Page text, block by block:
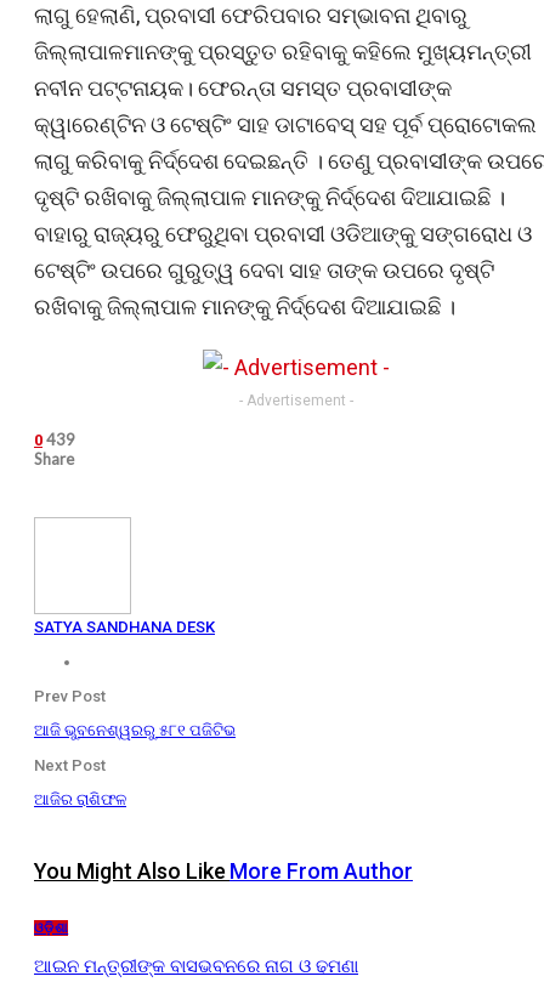
ଲାଗୁ ହେଲାଣି, ପ୍ରବାସୀ ଫେରିପବାର ସମ୍ଭାବନା ଥିବାରୁ
ଜିଲ୍ଲାପାଳମାନଙ୍କୁ ପ୍ରସ୍ତୁତ ରହିବାକୁ କହିଲେ ମୁଖ୍ୟମନ୍ତ୍ରୀ
ନବୀନ ପଟ୍ଟନାୟକ। ଫେରନ୍ତା ସମସ୍ତ ପ୍ରବାସୀଙ୍କ
କ୍ୱାରେଣ୍ଟିନ ଓ ଟେଷ୍ଟିଂ ସାହ ଡାଟାବେସ୍ ସହ ପୂର୍ବ ପ୍ରୋଟୋକଲ
ଲାଗୁ କରିବାକୁ ନିର୍ଦ୍ଦେଶ ଦେଇଛନ୍ତି । ତେଣୁ ପ୍ରବାସୀଙ୍କ
ଦୃଷ୍ଟି ରଖିବାକୁ ଜିଲ୍ଲାପାଳ ମାନଙ୍କୁ ନିର୍ଦ୍ଦେଶ ଦିଆଯାଇଛି ।
ବାହାରୁ ରାଜ୍ୟରୁ ଫେରୁଥିବା ପ୍ରବାସୀ ଓଡିଆଙ୍କୁ ସଙ୍ଗରୋଧ ଓ
ଟେଷ୍ଟିଂ ଉପରେ ଗୁରୁତ୍ୱ ଦେବା ସାହ ତାଙ୍କ ଉପରେ ଦୃଷ୍ଟି
ରଖିବାକୁ ଜିଲ୍ଲାପାଳ ମାନଙ୍କୁ ନିର୍ଦ୍ଦେଶ ଦିଆଯାଇଛି ।
- Advertisement -
0 439
Share
SATYA SANDHANA DESK
Prev Post
ଆଜି ଭୁବନେଶ୍ୱରରୁ ୫୮୧ ପଜିଟିଭ
Next Post
ଆଜିର ରାଶିଫଳ
You Might Also Like More From Author
ଓଡ଼ିଶା
ଆଇନ ମନ୍ତ୍ରୀଙ୍କ ବାସଭବନରେ ନାଗ ଓ ଢମଣା